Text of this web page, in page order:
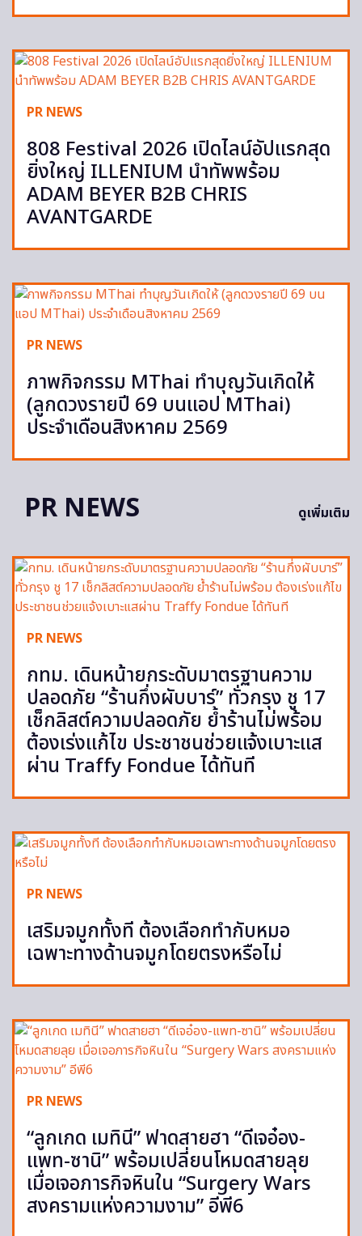
PR NEWS
808 Festival 2026 เปิดไลน์อัปแรกสุด
ยิ่งใหญ่ ILLENIUM นำทัพพร้อม
ADAM BEYER B2B CHRIS
AVANTGARDE
PR NEWS
ภาพกิจกรรม MThai ทำบุญวันเกิดให้
(ลูกดวงรายปี 69 บนแอป MThai)
ประจำเดือนสิงหาคม 2569
PR NEWS ดูเพิ่มเติม
PR NEWS
กทม. เดินหน้ายกระดับมาตรฐานความ
ปลอดภัย “ร้านกึ่งผับบาร์” ทั่วกรุง ชู 17
เช็กลิสต์ความปลอดภัย ย้ำร้านไม่พร้อม
ต้องเร่งแก้ไข ประชาชนช่วยแจ้งเบาะแส
ผ่าน Traffy Fondue ได้ทันที
PR NEWS
เสริมจมูกทั้งที ต้องเลือกทำกับหมอ
เฉพาะทางด้านจมูกโดยตรงหรือไม่
PR NEWS
“ลูกเกด เมทินี” ฟาดสายฮา “ดีเจอ๋อง-
แพท-ซานิ” พร้อมเปลี่ยนโหมดสายลุย
เมื่อเจอภารกิจหินใน “Surgery Wars
สงครามแห่งความงาม” อีพี6